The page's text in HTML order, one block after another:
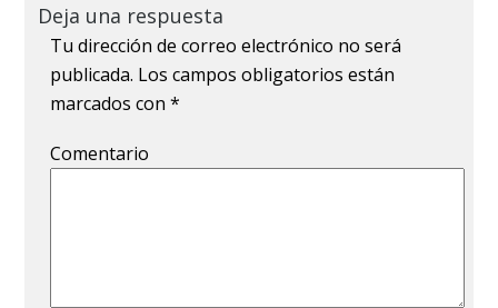
Deja una respuesta
Tu dirección de correo electrónico no será
publicada. Los campos obligatorios están
marcados con*
Comentario